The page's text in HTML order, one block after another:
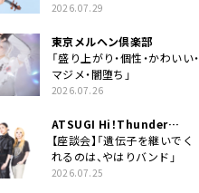
2026.07.29
東京メルヘン倶楽部
「盛り上がり・個性・かわいい・
マジメ・闇堕ち」
2026.07.26
ATSUGI Hi！Thunder
Rock Festival
【座談会】「遺伝子を継いでく
れるのは、やはりバンド」
2026.07.25